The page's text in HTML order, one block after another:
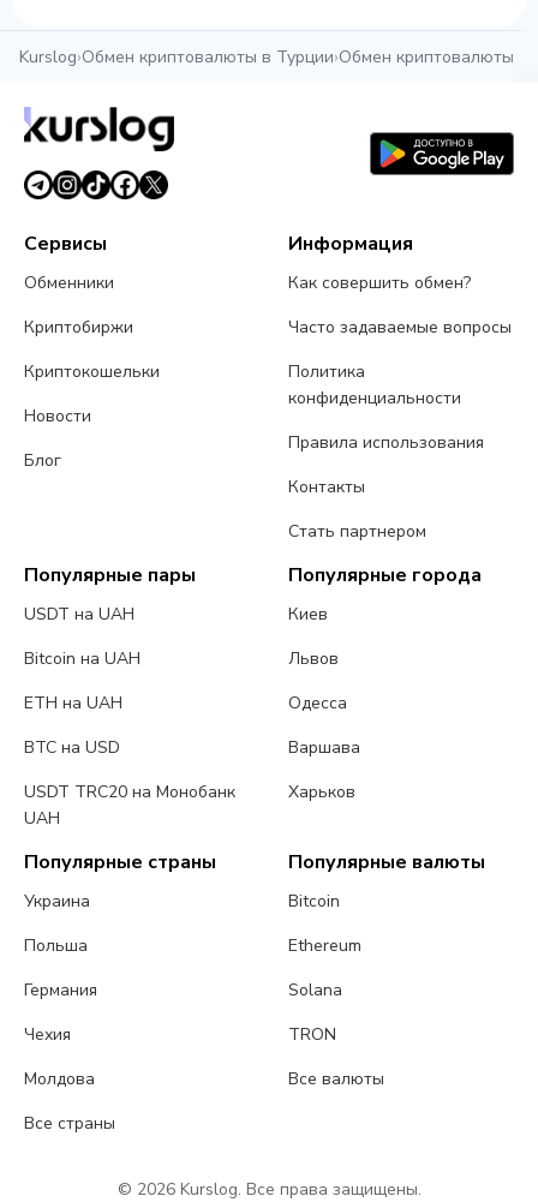
Kurslog›Обмен криптовалюты в Турции›Обмен криптовалюты в
Сервисы
Обменники
Криптобиржи
Криптокошельки
Новости
Блог
Информация
Как совершить обмен?
Часто задаваемые вопросы
Политика
конфиденциальности
Правила использования
Контакты
Стать партнером
Популярные пары
USDT на UAH
Bitcoin на UAH
ETH на UAH
BTC на USD
USDT TRC20 на Монобанк
UAH
Популярные города
Киев
Львов
Одесса
Варшава
Харьков
Популярные страны
Украина
Польша
Германия
Чехия
Молдова
Все страны
Популярные валюты
Bitcoin
Ethereum
Solana
TRON
Все валюты
© 2026 Kurslog. Все права защищены.